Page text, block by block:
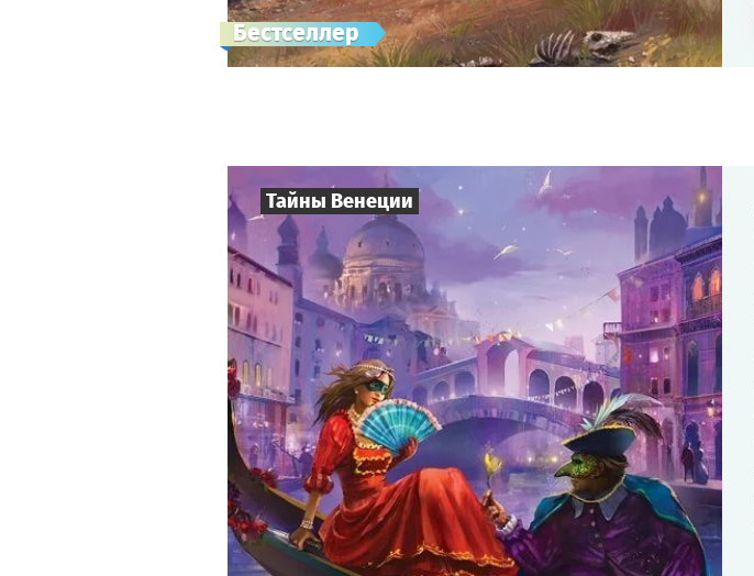
Бестселлер
Тайны Венеции